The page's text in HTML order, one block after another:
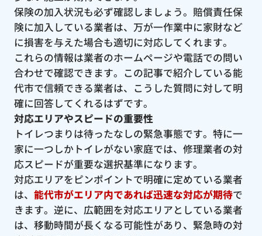
保険の加入状況も必ず確認しましょう。賠償責任保
険に加入している業者は、万が一作業中に家財など
に損害を与えた場合も適切に対応してくれます。
これらの情報は業者のホームページや電話での問い
合わせで確認できます。この記事で紹介している能
代市で信頼できる業者は、こうした質問に対して明
確に回答してくれるはずです。
対応エリアやスピードの重要性
トイレつまりは待ったなしの緊急事態です。特に一
家に一つしかトイレがない家庭では、修理業者の対
応スピードが重要な選択基準になります。
対応エリアをピンポイントで明確に定めている業者
は、 能代市がエリア内であれば迅速な対応が期待で
きます。逆に、広範囲を対応エリアとしている業者
は、移動時間が長くなる可能性があり、緊急時の対